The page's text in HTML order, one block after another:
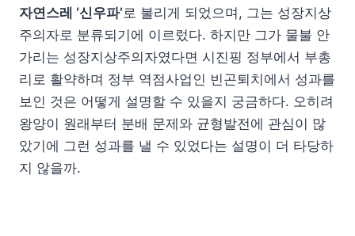
자연스레 ‘신우파’로 불리게 되었으며, 그는 성장지상
주의자로 분류되기에 이르렀다. 하지만 그가 물불 안
가리는 성장지상주의자였다면 시진핑 정부에서 부총
리로 활약하며 정부 역점사업인 빈곤퇴치에서 성과를
보인 것은 어떻게 설명할 수 있을지 궁금하다. 오히려
왕양이 원래부터 분배 문제와 균형발전에 관심이 많
았기에 그런 성과를 낼 수 있었다는 설명이 더 타당하
지 않을까.